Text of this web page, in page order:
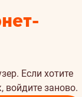
Если хотите
войдите заново.